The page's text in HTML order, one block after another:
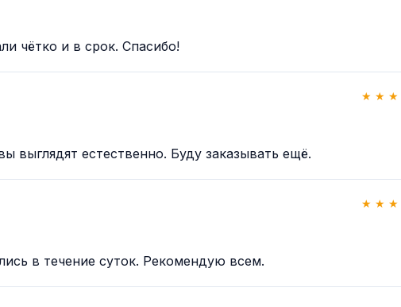
чётко и в срок. Спасибо!
★ ★ ★
выглядят естественно. Буду заказывать ещё.
★ ★ ★
в течение суток. Рекомендую всем.